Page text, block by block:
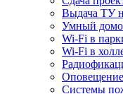
Выдача ТУ
Умный
Wi-Fi в
Wi-Fi в
Системы